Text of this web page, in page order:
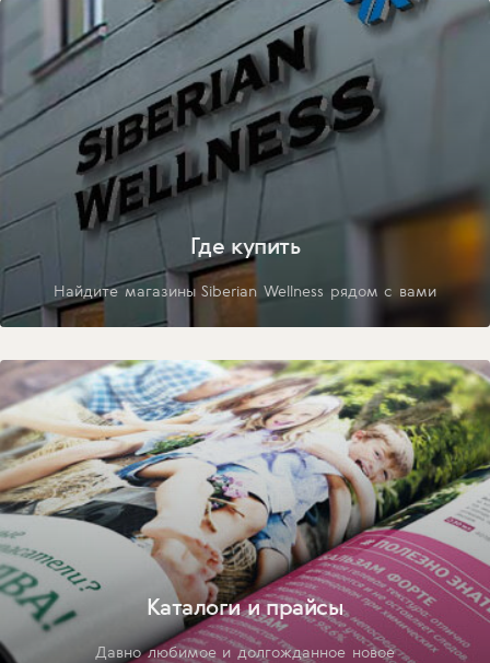
Где купить
Найдите магазины Siberian Wellness рядом с вами
Каталоги и прайсы
Давно любимое и долгожданное новое